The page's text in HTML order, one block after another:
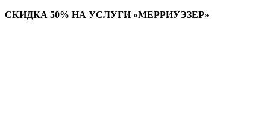
СКИДКА 50% НА УСЛУГИ «МЕРРИУЭЗЕР»